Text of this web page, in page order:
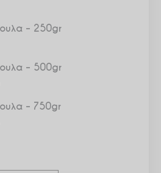
– 250gr
– 500gr
– 750gr